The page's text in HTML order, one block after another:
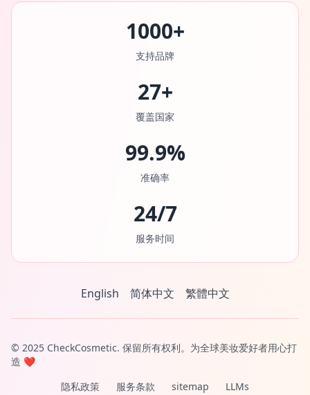
1000+
支持品牌
27+
覆盖国家
99.9%
准确率
24/7
服务时间
English 简体中文 繁體中文
© 2025 CheckCosmetic. 保留所有权利。为全球美妆爱好者用心打
造 ❤️
隐私政策
服务条款 sitemap LLMs